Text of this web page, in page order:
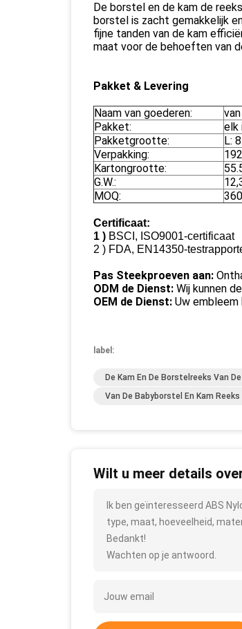
De borstel en de kam de
borstel is zacht gemakkelijk
fijne tanden van de kam
maat voor de behoeften van
Pakket & Levering
Naam van goederen:
Pakket:
elk
Pakketgrootte:
L:
Verpakking:
Kartongrootte:
G.W.:
MOQ:
Certificaat:
1 ) BSCI, ISO9001-certificaat
2 ) FDA, EN14350-
Pas Steekproeven aan:
ODM de Dienst: Wij kunnen
OEM de Dienst: Uw
label:
De Kam En De Borstelreeks Van
Van De Babyborstel En Kam Reeks
Wilt u meer details
Ik ben geïnteresseerd ABS
type, maat, hoeveelheid,
Bedankt!
Wachten op je antwoord.